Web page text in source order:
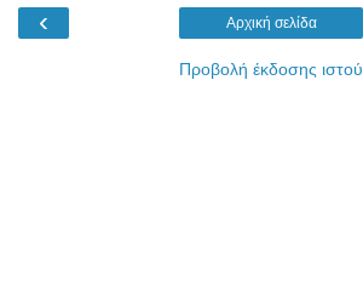
‹ Αρχική σελίδα
Προβολή έκδοσης ιστού